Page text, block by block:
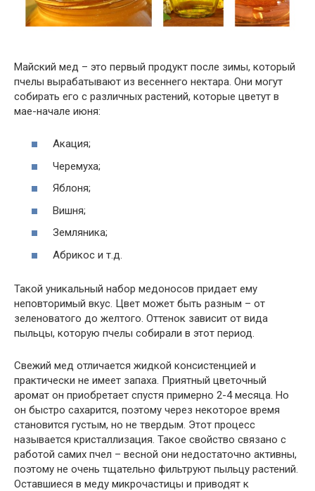
Майский мед – это первый продукт после зимы, который
пчелы вырабатывают из весеннего нектара. Они могут
собирать его с различных растений, которые цветут в
мае-начале июня:
Акация;
Черемуха;
Яблоня;
Вишня;
Земляника;
Абрикос и т.д.
Такой уникальный набор медоносов придает ему
неповторимый вкус. Цвет может быть разным – от
зеленоватого до желтого. Оттенок зависит от вида
пыльцы, которую пчелы собирали в этот период.
Свежий мед отличается жидкой консистенцией и
практически не имеет запаха. Приятный цветочный
аромат он приобретает спустя примерно 2-4 месяца. Но
он быстро сахарится, поэтому через некоторое время
становится густым, но не твердым. Этот процесс
называется кристаллизация. Такое свойство связано с
работой самих пчел – весной они недостаточно активны,
поэтому не очень тщательно фильтруют пыльцу растений.
Оставшиеся в меду микрочастицы и приводят к